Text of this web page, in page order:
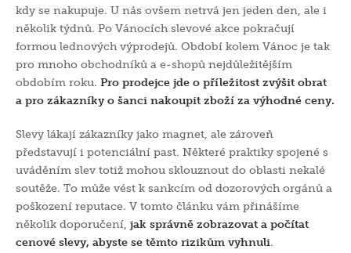
kdy se nakupuje. U nás ovšem netrvá jen jeden den, ale i
několik týdnů. Po Vánocích slevové akce pokračují
formou lednových výprodejů. Období kolem Vánoc je tak
pro mnoho obchodníků a e-shopů nejdůležitějším
obdobím roku. Pro prodejce jde o příležitost zvýšit obrat
a pro zákazníky o šanci nakoupit zboží za výhodné ceny.
Slevy lákají zákazníky jako magnet, ale zároveň
představují i potenciální past. Některé praktiky spojené s
uváděním slev totiž mohou sklouznout do oblasti nekalé
soutěže. To může vést k sankcím od dozorových orgánů a
poškození reputace. V tomto článku vám přinášíme
několik doporučení, jak správně zobrazovat a počítat
cenové slevy, abyste se těmto rizikům vyhnuli.